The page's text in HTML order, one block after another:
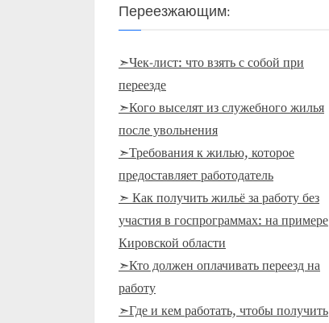
Переезжающим:
➣Чек-лист: что взять с собой при
переезде
➣Кого выселят из служебного жилья
после увольнения
➣Требования к жилью, которое
предоставляет работодатель
➣ Как получить жильё за работу без
участия в госпрограммах: на примере
Кировской области
➣Кто должен оплачивать переезд на
работу
➣Где и кем работать, чтобы получить